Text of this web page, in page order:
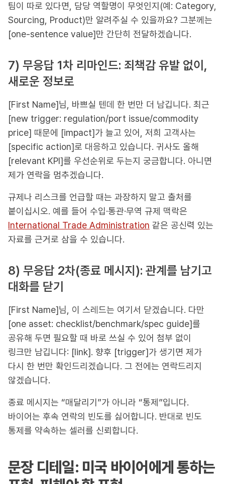
팀이 따로 있다면, 담당 역할명이 무엇인지(예: Category,
Sourcing, Product)만 알려주실 수 있을까요? 그분께는
[one-sentence value]만 간단히 전달하겠습니다.
7) 무응답 1차 리마인드: 죄책감 유발 없이,
새로운 정보로
[First Name]님, 바쁘실 텐데 한 번만 더 남깁니다. 최근
[new trigger: regulation/port issue/commodity
price] 때문에 [impact]가 늘고 있어, 저희 고객사는
[specific action]로 대응하고 있습니다. 귀사도 올해
[relevant KPI]를 우선순위로 두는지 궁금합니다. 아니면
제가 연락을 멈추겠습니다.
규제나 리스크를 언급할 때는 과장하지 말고 출처를
붙이십시오. 예를 들어 수입·통관·무역 규제 맥락은
International Trade Administration 같은 공신력 있는
자료를 근거로 삼을 수 있습니다.
8) 무응답 2차(종료 메시지): 관계를 남기고
대화를 닫기
[First Name]님, 이 스레드는 여기서 닫겠습니다. 다만
[one asset: checklist/benchmark/spec guide]를
공유해 두면 필요할 때 바로 쓰실 수 있어 첨부 없이
링크만 남깁니다: [link]. 향후 [trigger]가 생기면 제가
다시 한 번만 확인드리겠습니다. 그 전에는 연락드리지
않겠습니다.
종료 메시지는 “매달리기”가 아니라 “통제”입니다.
바이어는 후속 연락의 빈도를 싫어합니다. 반대로 빈도
통제를 약속하는 셀러를 신뢰합니다.
문장 디테일: 미국 바이어에게 통하는